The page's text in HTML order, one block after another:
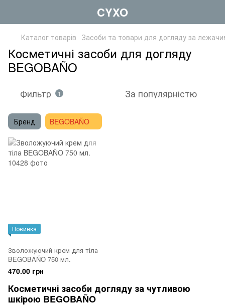
CYXO
Каталог товарів Засоби та товари для догляду за
Косметичні засоби для догляду
BEGOBAÑO
Фильтр 1 За популярністю
Бренд BEGOBAÑO
Новинка
Зволожуючий крем для тіла
BEGOBAÑO 750 мл.
470.00 грн
Косметичні засоби догляду за чутливою
шкірою BEGOBAÑO